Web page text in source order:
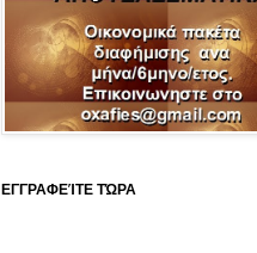
ΕΓΓΡΑΦΕΊΤΕ ΤΏΡΑ